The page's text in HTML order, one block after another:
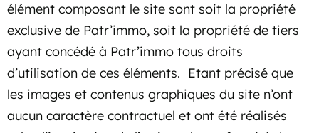
élément composant le site sont soit la propriété
exclusive de Patr’immo, soit la propriété de tiers
ayant concédé à Patr’immo tous droits
d’utilisation de ces éléments. Etant précisé que
les images et contenus graphiques du site n’ont
aucun caractère contractuel et ont été réalisés